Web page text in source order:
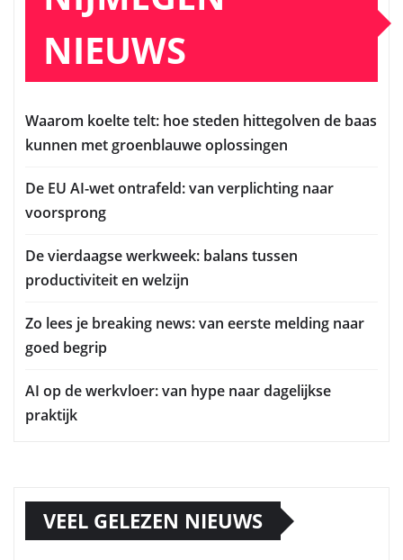
NIEUWS
Waarom koelte telt: hoe steden hittegolven de baas
kunnen met groenblauwe oplossingen
De EU AI-wet ontrafeld: van verplichting naar
voorsprong
De vierdaagse werkweek: balans tussen
productiviteit en welzijn
Zo lees je breaking news: van eerste melding naar
goed begrip
AI op de werkvloer: van hype naar dagelijkse
praktijk
VEEL GELEZEN NIEUWS